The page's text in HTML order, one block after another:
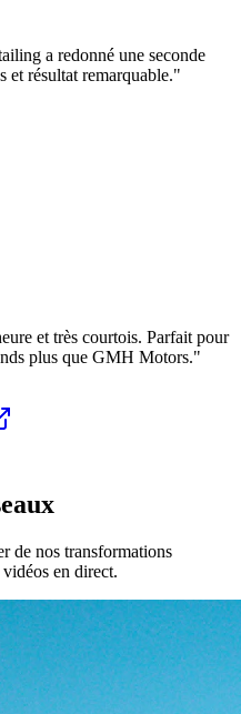
a redonné une seconde
et résultat remarquable."
et très courtois. Parfait pour
plus que GMH Motors."
de nos transformations
en direct.